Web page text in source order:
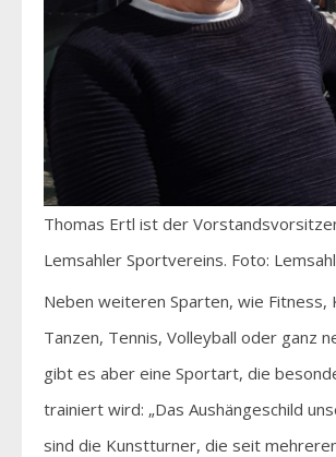
Thomas Ertl ist der
Lemsahler Sportvereins. Foto:
Neben weiteren Sparten, wie Fitness,
Tanzen, Tennis, Volleyball oder ganz
gibt es aber eine Sportart, die
trainiert wird: „Das Aushängeschild
sind die Kunstturner, die seit